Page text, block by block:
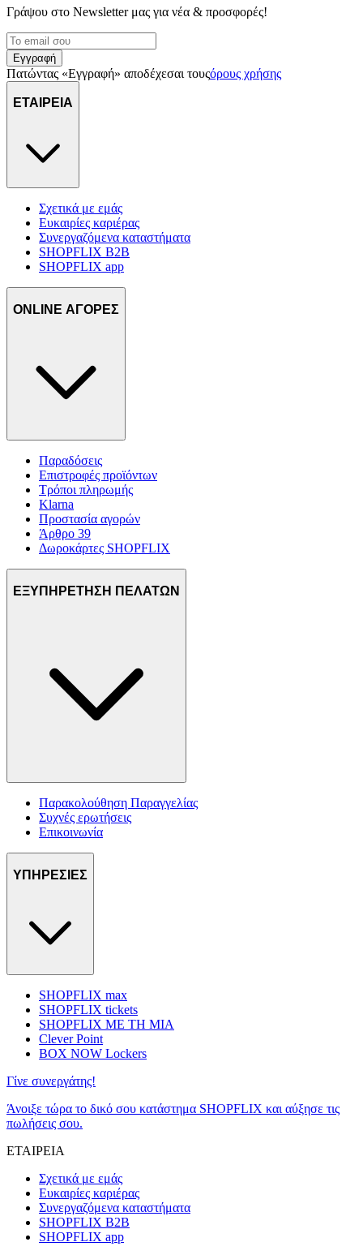
Γράψου στο Νewsletter μας για νέα & προσφορές!
Εγγραφή
Πατώντας «Εγγραφή» αποδέχεσαι τουςόρους χρήσης
ΕΤΑΙΡΕΙΑ
Σχετικά με εμάς
Ευκαιρίες καριέρας
Συνεργαζόμενα καταστήματα
SHOPFLIX B2B
SHOPFLIX app
ONLINE ΑΓΟΡΕΣ
Παραδόσεις
Επιστροφές προϊόντων
Τρόποι πληρωμής
Klarna
Προστασία αγορών
Άρθρο 39
Δωροκάρτες SHOPFLIX
ΕΞΥΠΗΡΕΤΗΣΗ ΠΕΛΑΤΩΝ
Παρακολούθηση Παραγγελίας
Συχνές ερωτήσεις
Επικοινωνία
ΥΠΗΡΕΣΙΕΣ
SHOPFLIX max
SHOPFLIX tickets
SHOPFLIX ΜΕ ΤΗ ΜΙΑ
Clever Point
BOX NOW Lockers
Γίνε συνεργάτης!
Άνοιξε τώρα το δικό σου κατάστημα SHOPFLIX και αύξησε τις
πωλήσεις σου.
ΕΤΑΙΡΕΙΑ
Σχετικά με εμάς
Ευκαιρίες καριέρας
Συνεργαζόμενα καταστήματα
SHOPFLIX B2B
SHOPFLIX app